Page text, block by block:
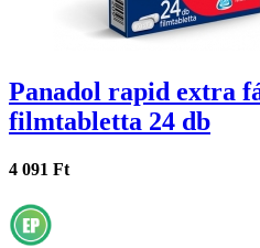
Panadol rapid extra
filmtabletta 24 db
4 091 Ft